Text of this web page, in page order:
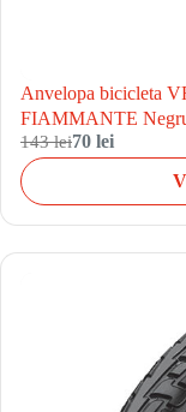
Anvelopa bicicleta
FIAMMANTE
143 lei70 lei